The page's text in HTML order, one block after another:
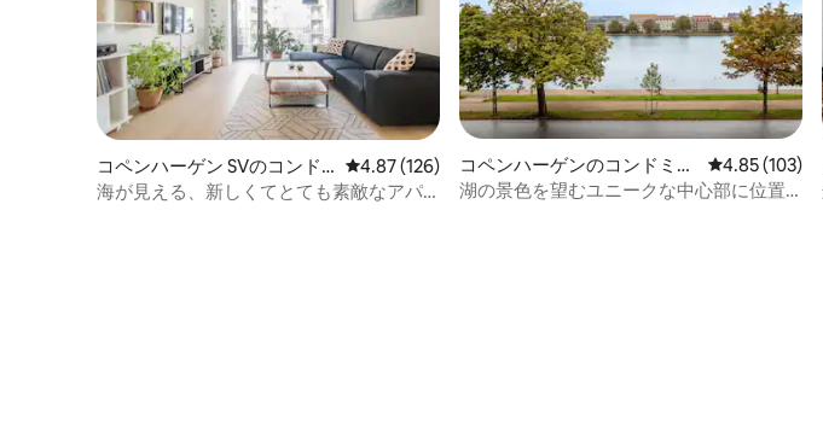
コペンハーゲン SVのコンド
ミニアム
レビュー126件、5つ星中4.87つ星の平均評価
4.87 (126)
海が見える、新しくてとても素敵なアパ
コペンハーゲンのコンドミニ
アム
レビュー103
4.85 (103)
湖の景色を望むユニークな中心部に位置